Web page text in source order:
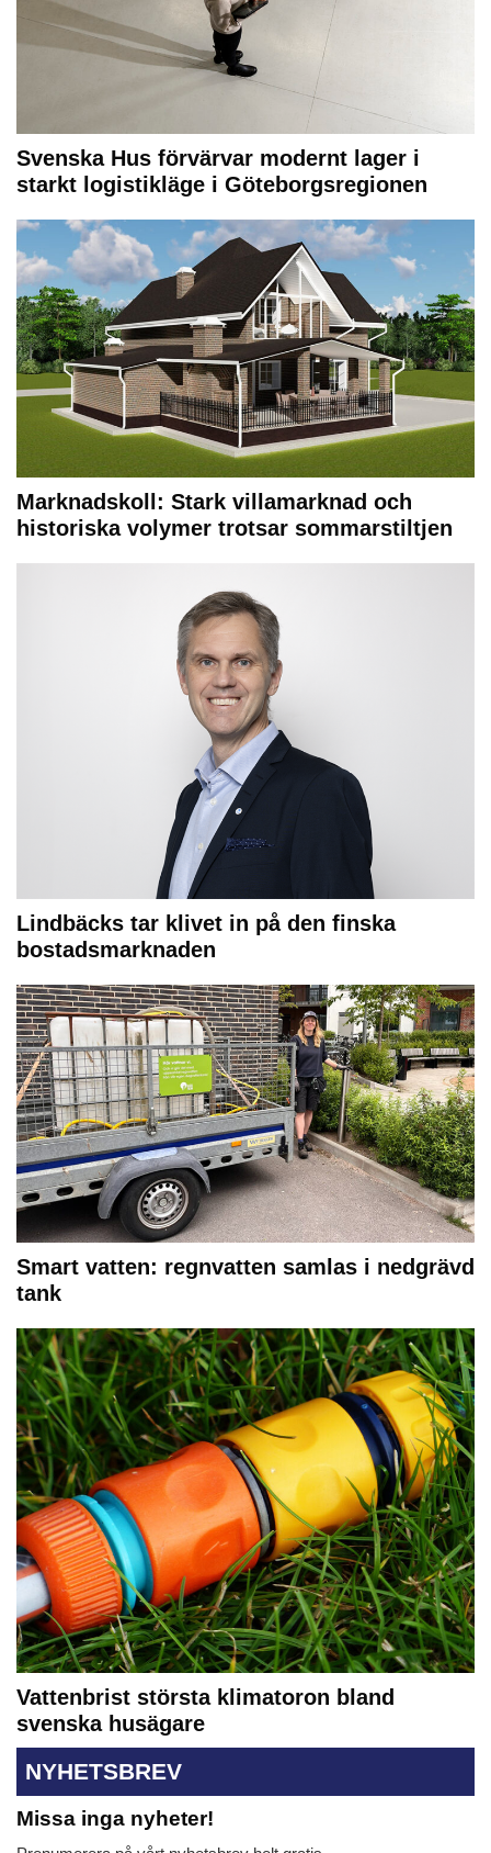
Svenska Hus förvärvar modernt lager i
starkt logistikläge i Göteborgsregionen
Marknadskoll: Stark villamarknad och
historiska volymer trotsar sommarstiltjen
Lindbäcks tar klivet in på den finska
bostadsmarknaden
Smart vatten: regnvatten samlas i nedgrävd
tank
Vattenbrist största klimatoron bland
svenska husägare
NYHETSBREV
Missa inga nyheter!